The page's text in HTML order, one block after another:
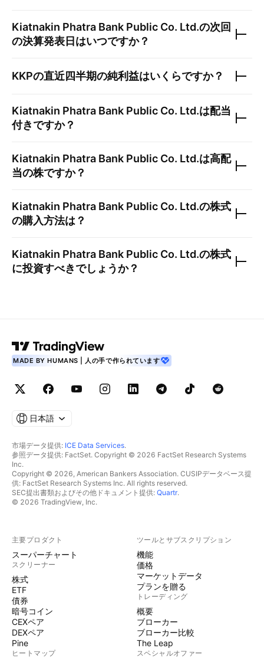
Kiatnakin Phatra Bank Public Co. Ltd.の次回
の決算発表日はいつですか？
KKPの直近四半期の純利益はいくらですか？
Kiatnakin Phatra Bank Public Co. Ltd.は配当
付きですか？
Kiatnakin Phatra Bank Public Co. Ltd.は高配
当の株ですか？
Kiatnakin Phatra Bank Public Co. Ltd.の株式
の購入方法は？
Kiatnakin Phatra Bank Public Co. Ltd.の株式
に投資すべきでしょうか？
MADE BY HUMANS | 人の手で作られています
日本語
市場データ提供: ICE Data Services.
参照データ提供: FactSet. Copyright © 2026 FactSet Research Systems
Inc.
Copyright © 2026, American Bankers Association. CUSIPデータベース提
供: FactSet Research Systems Inc. All rights reserved.
SEC提出書類およびその他ドキュメント提供: Quartr.
© 2026 TradingView, Inc.
主要プロダクト
スーパーチャート
スクリーナー
株式
ETF
債券
暗号コイン
CEXペア
DEXペア
Pine
ヒートマップ
ツールとサブスクリプション
機能
価格
マーケットデータ
プランを贈る
トレーディング
概要
ブローカー
ブローカー比較
The Leap
スペシャルオファー